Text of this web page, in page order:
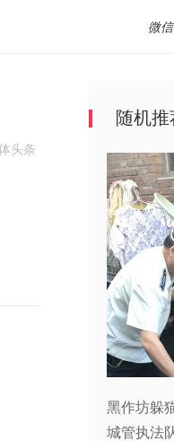
微
头条
随机
黑作坊躲
城管执法